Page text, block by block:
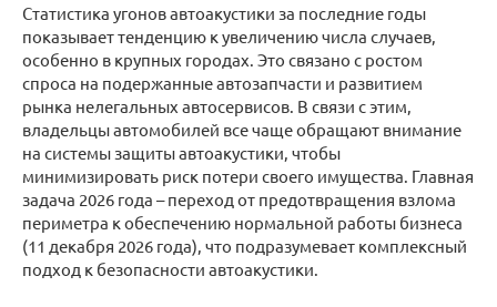
Статистика угонов автоакустики за последние годы
показывает тенденцию к увеличению числа случаев,
особенно в крупных городах. Это связано с ростом
спроса на подержанные автозапчасти и развитием
рынка нелегальных автосервисов. В связи с этим,
владельцы автомобилей все чаще обращают внимание
на системы защиты автоакустики, чтобы
минимизировать риск потери своего имущества. Главная
задача 2026 года – переход от предотвращения взлома
периметра к обеспечению нормальной работы бизнеса
(11 декабря 2026 года), что подразумевает комплексный
подход к безопасности автоакустики.